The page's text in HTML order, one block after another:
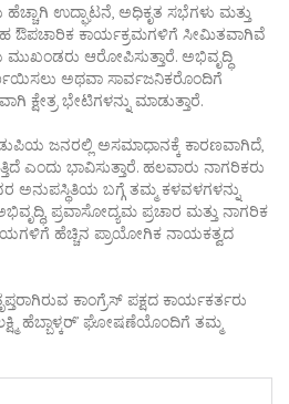
ಉದ್ಘಾಟನೆ, ಅಧಿಕೃತ ಸಭೆಗಳು ಮತ್ತು
ಔಪಚಾರಿಕ ಕಾರ್ಯಕ್ರಮಗಳಿಗೆ ಸೀಮಿತವಾಗಿವೆ
ಮುಖಂಡರು ಆರೋಪಿಸುತ್ತಾರೆ. ಅಭಿವೃದ್ಧಿ
ಅಥವಾ ಸಾರ್ವಜನಿಕರೊಂದಿಗೆ
ಭೇಟಿಗಳನ್ನು ಮಾಡುತ್ತಾರೆ.
ಜನರಲ್ಲಿ ಅಸಮಾಧಾನಕ್ಕೆ ಕಾರಣವಾಗಿದೆ,
ಎಂದು ಭಾವಿಸುತ್ತಾರೆ. ಹಲವಾರು ನಾಗರಿಕರು
ಅನುಪಸ್ಥಿತಿಯ ಬಗ್ಗೆ ತಮ್ಮ ಕಳವಳಗಳನ್ನು
ಪ್ರವಾಸೋದ್ಯಮ ಪ್ರಚಾರ ಮತ್ತು ನಾಗರಿಕ
ಹೆಚ್ಚಿನ ಪ್ರಾಯೋಗಿಕ ನಾಯಕತ್ವದ
ಕಾಂಗ್ರೆಸ್ ಪಕ್ಷದ ಕಾರ್ಯಕರ್ತರು
ಹೆಬ್ಬಾಳ್ಕರ್’ ಘೋಷಣೆಯೊಂದಿಗೆ ತಮ್ಮ